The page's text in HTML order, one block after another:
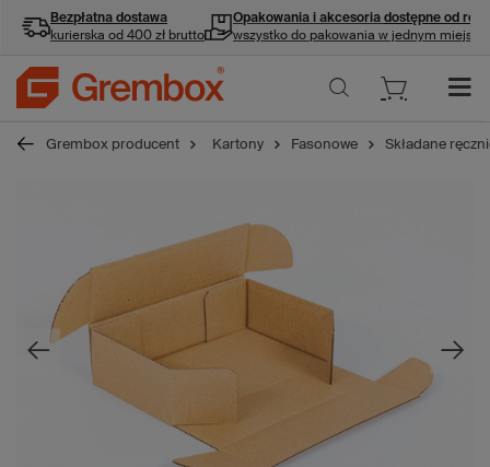
Bezpłatna dostawa
kurierska od 400 zł brutto
Opakowania i akcesoria dostępne od ręki
wszystko do pakowania w jednym miejscu
Grembox producent Kartony Fasonowe Składane